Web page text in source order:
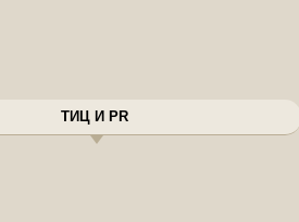
ТИЦ И PR